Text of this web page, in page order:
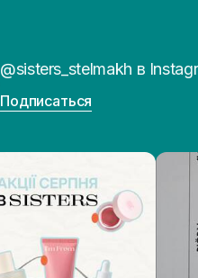
@sisters_stelmakh в
Подписаться